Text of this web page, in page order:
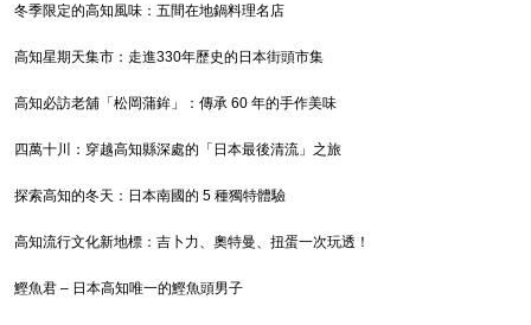
冬季限定的高知風味：五間在地鍋料理名店
高知星期天集市：走進330年歷史的日本街頭市集
高知必訪老舖「松岡蒲鉾」：傳承 60 年的手作美味
四萬十川：穿越高知縣深處的「日本最後清流」之旅
探索高知的冬天：日本南國的 5 種獨特體驗
高知流行文化新地標：吉卜力、奧特曼、扭蛋一次玩透！
鰹魚君 – 日本高知唯一的鰹魚頭男子